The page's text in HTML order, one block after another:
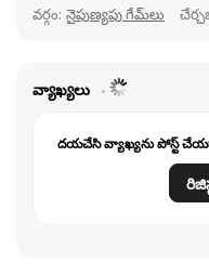
వర్గం: నైపుణ్యపు గేమ్‌లు
వ్యాఖ్యలు
దయచేసి వ్యాఖ్యను పోస్ట్